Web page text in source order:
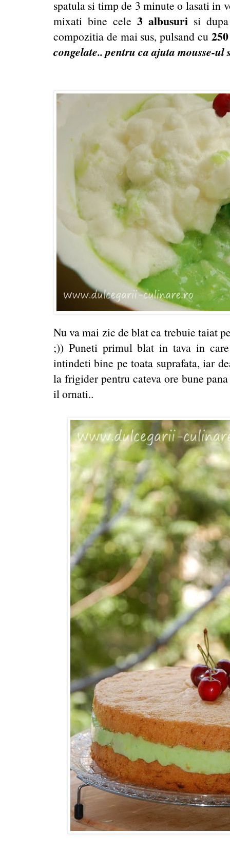
spatula si timp de 3 minute o lasati in
mixati bine cele 3 albusuri si
compozitia de mai sus, pulsand cu
congelate.. pentru ca ajuta mousse-ul
Nu va mai zic de blat ca trebuie taiat
;)) Puneti primul blat in tava in
intindeti bine pe toata suprafata, iar
la frigider pentru cateva ore bune
il ornati..